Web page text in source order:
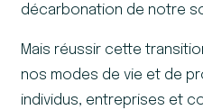
décarbonation de notre
Mais réussir cette
nos modes de vie et de
individus, entreprises et